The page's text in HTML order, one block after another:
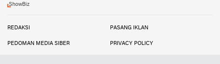
ShowBiz
REDAKSI PASANG IKLAN
PEDOMAN MEDIA SIBER PRIVACY POLICY